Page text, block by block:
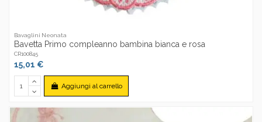
Bavaglini Neonata
Bavetta Primo compleanno bambina bianca e rosa
CR100845
15,01 €
Aggiungi al carrello